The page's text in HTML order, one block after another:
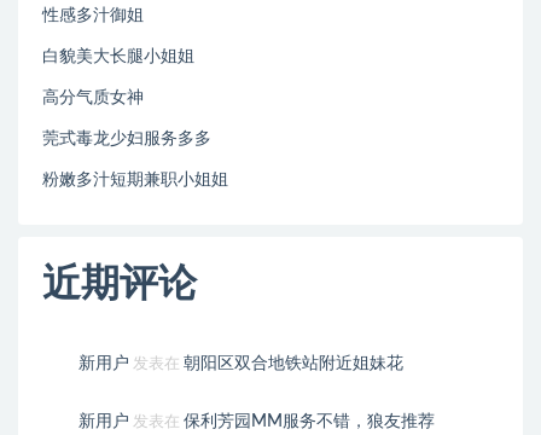
性感多汁御姐
白貌美大长腿小姐姐
高分气质女神
莞式毒龙少妇服务多多
粉嫩多汁短期兼职小姐姐
近期评论
新用户 发表在 朝阳区双合地铁站附近姐妹花
新用户 发表在 保利芳园MM服务不错，狼友推荐